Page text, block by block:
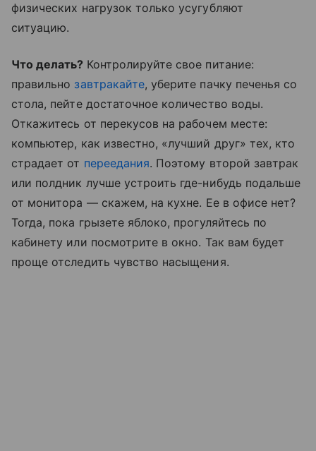
физических нагрузок только усугубляют
ситуацию.
Что делать? Контролируйте свое питание:
правильно завтракайте, уберите пачку печенья со
стола, пейте достаточное количество воды.
Откажитесь от перекусов на рабочем месте:
компьютер, как известно, «лучший друг» тех, кто
страдает от переедания. Поэтому второй завтрак
или полдник лучше устроить где-нибудь подальше
от монитора — скажем, на кухне. Ее в офисе нет?
Тогда, пока грызете яблоко, прогуляйтесь по
кабинету или посмотрите в окно. Так вам будет
проще отследить чувство насыщения.